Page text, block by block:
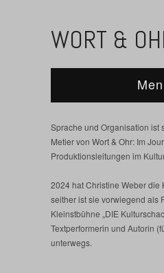
WORT &
Sprache und Organisation ist
Metier von Wort & Ohr: Im
Produktionsleitungen im
2024 hat Christine Weber die
seither ist sie vorwiegend als
Kleinstbühne „DIE
Textperformerin und Autorin
unterwegs.